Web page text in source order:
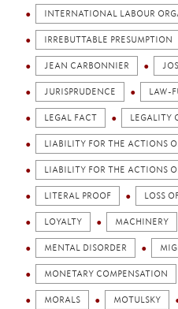
INTERNATIONAL LABOUR
IRREBUTTABLE PRESUMPTION
JEAN CARBONNIER
JURISPRUDENCE LAW-
LEGAL FACT LEGALITY
LIABILITY FOR THE ACTIONS
LIABILITY FOR THE ACTIONS
LITERAL PROOF LOSS
LOYALTY MACHINERY
MENTAL DISORDER
MONETARY COMPENSATION
MORALS MOTULSKY